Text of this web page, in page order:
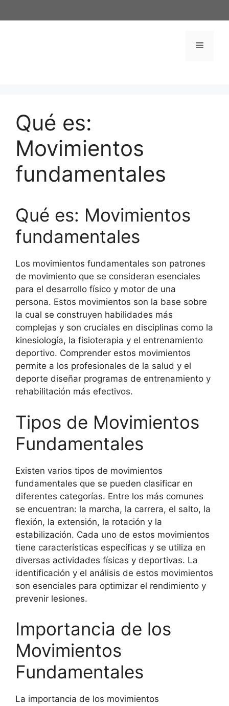
al
Menú
Qué es:
Movimientos
fundamentales
Qué es: Movimientos
fundamentales
Los movimientos fundamentales son patrones
de movimiento que se consideran esenciales
para el desarrollo físico y motor de una
persona. Estos movimientos son la base sobre
la cual se construyen habilidades más
complejas y son cruciales en disciplinas como la
kinesiología, la fisioterapia y el entrenamiento
deportivo. Comprender estos movimientos
permite a los profesionales de la salud y el
deporte diseñar programas de entrenamiento y
rehabilitación más efectivos.
Tipos de Movimientos
Fundamentales
Existen varios tipos de movimientos
fundamentales que se pueden clasificar en
diferentes categorías. Entre los más comunes
se encuentran: la marcha, la carrera, el salto, la
flexión, la extensión, la rotación y la
estabilización. Cada uno de estos movimientos
tiene características específicas y se utiliza en
diversas actividades físicas y deportivas. La
identificación y el análisis de estos movimientos
son esenciales para optimizar el rendimiento y
prevenir lesiones.
Importancia de los
Movimientos
Fundamentales
La importancia de los movimientos